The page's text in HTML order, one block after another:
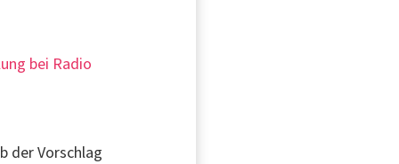
bei Radio
der Vorschlag